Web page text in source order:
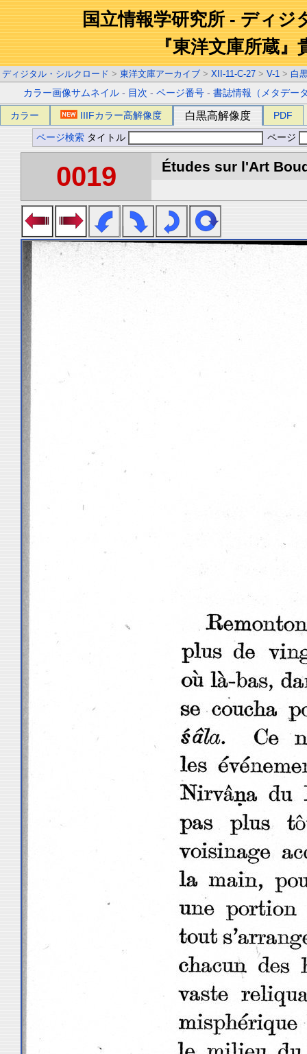
国立情報学研究所 - ディジ
『東洋文庫所蔵』
ディジタル・シルクロード > 東洋文庫アーカイブ > XII-11-C-27 > V-1 > 白
カラー画像サムネイル - 目次 -ページ番号 -書誌情報（メタデー
カラー IIIFカラー高解像度 白黒高解像度 PDF
ページ検索 タイトル ページ
0019 Études sur l'Art